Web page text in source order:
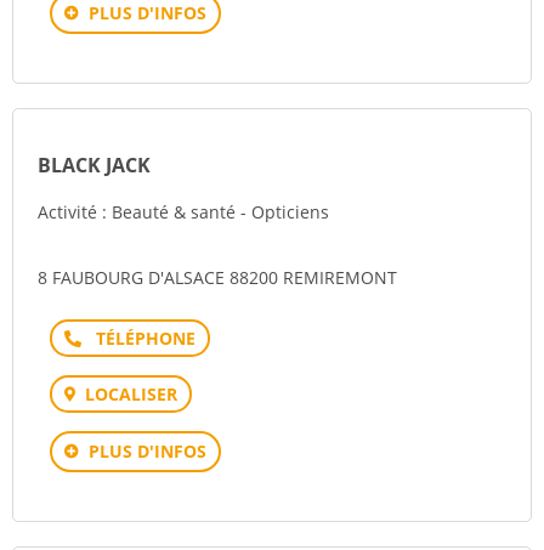
PLUS D'INFOS
BLACK JACK
Activité : Beauté & santé - Opticiens
8 FAUBOURG D'ALSACE 88200 REMIREMONT
Téléphone
LOCALISER
PLUS D'INFOS